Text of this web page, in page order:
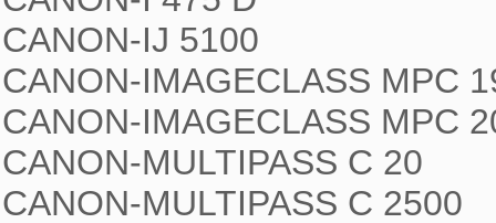
CANON-IJ 5100
CANON-IMAGECLASS MPC
CANON-IMAGECLASS MPC
CANON-MULTIPASS C 20
CANON-MULTIPASS C 2500